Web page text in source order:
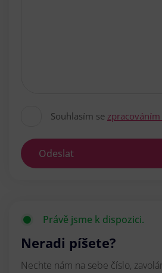
Souhlasím se
Odeslat
Právě jsme k dispozici.
Neradi píšete?
Nechte nám na sebe číslo,